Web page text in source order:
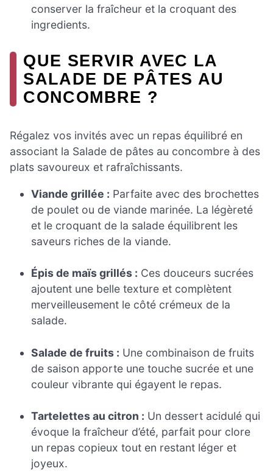
conserver la fraîcheur et la croquant des
ingredients.
QUE SERVIR AVEC LA
SALADE DE PÂTES AU
CONCOMBRE ?
Régalez vos invités avec un repas équilibré en
associant la Salade de pâtes au concombre à des
plats savoureux et rafraîchissants.
Viande grillée : Parfaite avec des brochettes
de poulet ou de viande marinée. La légèreté
et le croquant de la salade équilibrent les
saveurs riches de la viande.
Épis de maïs grillés : Ces douceurs sucrées
ajoutent une belle texture et complètent
merveilleusement le côté crémeux de la
salade.
Salade de fruits : Une combinaison de fruits
de saison apporte une touche sucrée et une
couleur vibrante qui égayent le repas.
Tartelettes au citron : Un dessert acidulé qui
évoque la fraîcheur d’été, parfait pour clore
un repas copieux tout en restant léger et
joyeux.